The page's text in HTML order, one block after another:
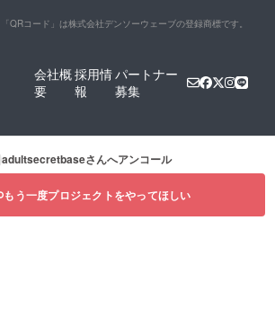
「QRコード」は株式会社デンソーウェーブの登録商標です。
会社概
要
採用情
報
パートナー
募集
adultsecretbaseさんへアンコール
もう一度プロジェクトをやってほしい